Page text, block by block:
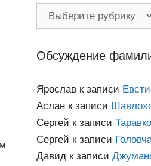
Обсуждение
Ярослав к записи
Аслан к записи
Сергей к записи
Сергей к записи
Давид к записи